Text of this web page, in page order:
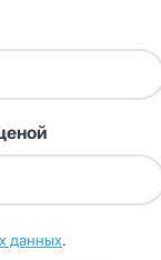
данных.